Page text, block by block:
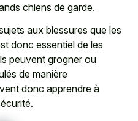
chiens de garde.
aux blessures que les
donc essentiel de les
peuvent grogner ou
de manière
donc apprendre à